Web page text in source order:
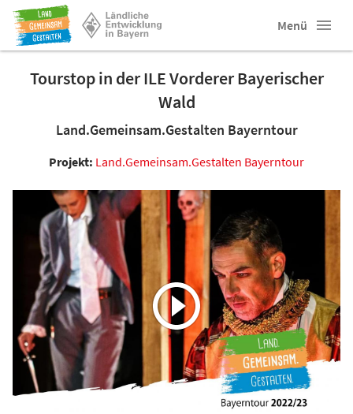
Menü
Tourstop in der ILE Vorderer Bayerischer
Wald
Land.Gemeinsam.Gestalten Bayerntour
Projekt: Land.Gemeinsam.Gestalten Bayerntour